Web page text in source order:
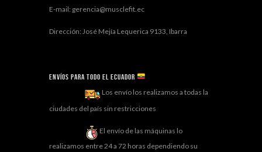
E-mail: gerencia@musclefit.ec
Dirección: José Mejía Lequerica 9133, Ibarra
Envíos para todo el ECUADOR
Los envío los realizamos a todas la
ciudades del país sin restricciones
El envío de las máquinas lo
realizamos entre 24 a 72 horas dependiendo su